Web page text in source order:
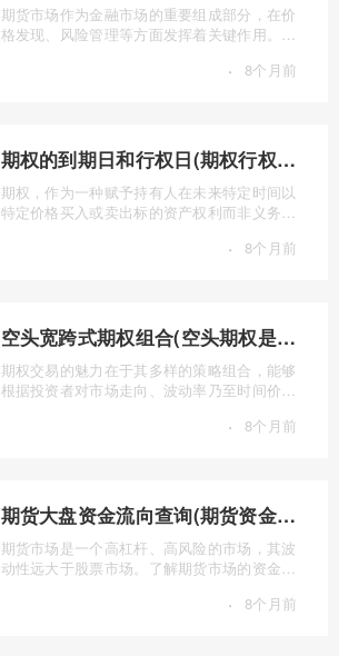
期货市场作为金融市场的重要组成部分，在价
格发现、风险管理等方面发挥着关键作用。近
· 8个月前
期权的到期日和行权日(期权行权日到期虚值期权都将清零)
期权，作为一种赋予持有人在未来特定时间以
特定价格买入或卖出标的资产权利而非义务的
· 8个月前
空头宽跨式期权组合(空头期权是什么意思)
期权交易的魅力在于其多样的策略组合，能够
根据投资者对市场走向、波动率乃至时间价值
· 8个月前
期货大盘资金流向查询(期货资金流向查询)
期货市场是一个高杠杆、高风险的市场，其波
动性远大于股票市场。了解期货市场的资金流
· 8个月前